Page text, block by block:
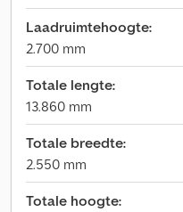
Laadruimtehoogte:
2.700 mm
Totale lengte:
13.860 mm
Totale breedte:
2.550 mm
Totale hoogte: